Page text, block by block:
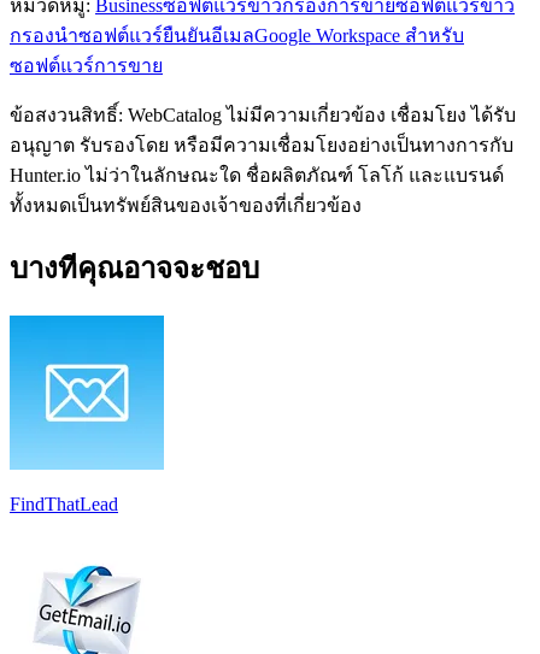
หมวดหมู่: Businessซอฟต์แวร์ข่าวกรองการขายซอฟต์แวร์ข่าว
กรองนำซอฟต์แวร์ยืนยันอีเมลGoogle Workspace สำหรับ
ซอฟต์แวร์การขาย
ข้อสงวนสิทธิ์: WebCatalog ไม่มีความเกี่ยวข้อง เชื่อมโยง ได้รับ
อนุญาต รับรองโดย หรือมีความเชื่อมโยงอย่างเป็นทางการกับ
Hunter.io ไม่ว่าในลักษณะใด ชื่อผลิตภัณฑ์ โลโก้ และแบรนด์
ทั้งหมดเป็นทรัพย์สินของเจ้าของที่เกี่ยวข้อง
บางทีคุณอาจจะชอบ
FindThatLead